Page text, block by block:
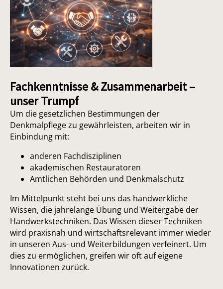
Fachkenntnisse & Zusammenarbeit –
unser Trumpf
Um die gesetzlichen Bestimmungen der
Denkmalpflege zu gewährleisten, arbeiten wir in
Einbindung mit:
anderen Fachdisziplinen
akademischen Restauratoren
Amtlichen Behörden und Denkmalschutz
Im Mittelpunkt steht bei uns das handwerkliche
Wissen, die jahrelange Übung und Weitergabe der
Handwerkstechniken. Das Wissen dieser Techniken
wird praxisnah und wirtschaftsrelevant immer wieder
in unseren Aus- und Weiterbildungen verfeinert. Um
dies zu ermöglichen, greifen wir oft auf eigene
Innovationen zurück.